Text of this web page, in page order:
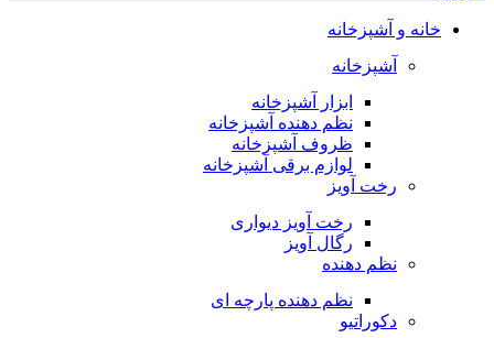
خانه و آشپزخانه
آشپزخانه
ابزار آشپزخانه
نظم دهنده آشپزخانه
ظروف آشپزخانه
لوازم برقی آشپزخانه
رخت آویز
رخت آویز دیواری
رگال آویز
نظم دهنده
نظم دهنده پارچه ای
دکوراتیو